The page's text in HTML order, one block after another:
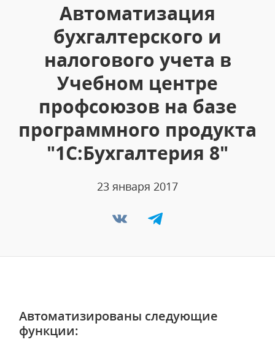
Автоматизация
бухгалтерского и
налогового учета в
Учебном центре
профсоюзов на базе
программного продукта
"1С:Бухгалтерия 8"
23 января 2017
Автоматизированы следующие
функции: